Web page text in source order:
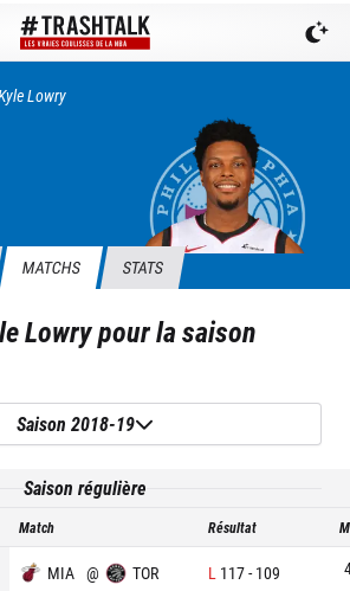
Lowry
MATCHS STATS
Lowrypour la saison
Saison 2018-19
Saison régulière
Match Résultat
MIA @ TOR L 117- 109